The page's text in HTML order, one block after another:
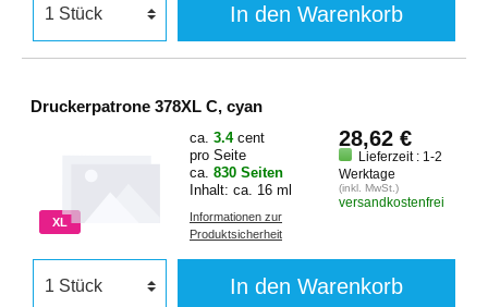
In den Warenkorb
Druckerpatrone 378XL C, cyan
XL
ca. 3.4 cent
pro Seite
ca. 830 Seiten
Inhalt: ca. 16 ml
Informationen zur
Produktsicherheit
28,62 €
Lieferzeit : 1-2
Werktage
(inkl. MwSt.)
versandkostenfrei
In den Warenkorb